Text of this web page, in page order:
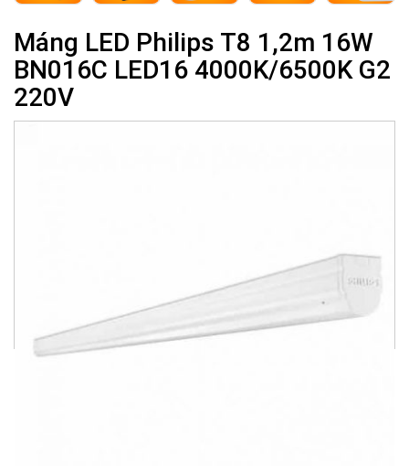
Máng LED Philips T8 1,2m 16W
BN016C LED16 4000K/6500K G2
220V